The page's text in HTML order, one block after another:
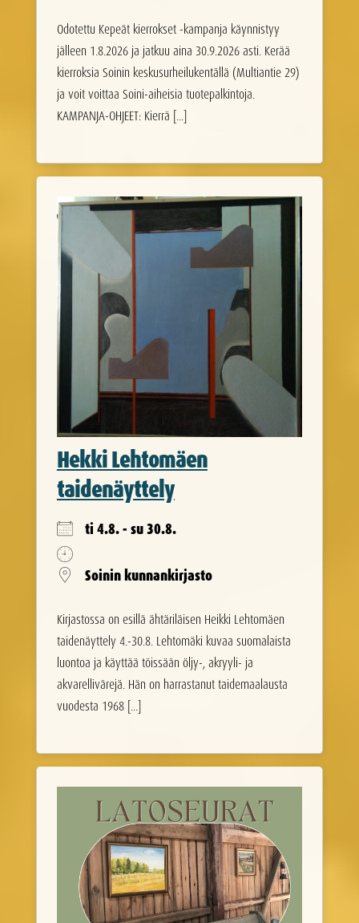
Odotettu Kepeät kierrokset -kampanja käynnistyy
jälleen 1.8.2026 ja jatkuu aina 30.9.2026 asti. Kerää
kierroksia Soinin keskusurheilukentällä (Multiantie 29)
ja voit voittaa Soini-aiheisia tuotepalkintoja.
KAMPANJA-OHJEET: Kierrä [...]
Hekki Lehtomäen
taidenäyttely
ti 4.8. - su 30.8.
Soinin kunnankirjasto
Kirjastossa on esillä ähtäriläisen Heikki Lehtomäen
taidenäyttely 4.-30.8. Lehtomäki kuvaa suomalaista
luontoa ja käyttää töissään öljy-, akryyli- ja
akvarellivärejä. Hän on harrastanut taidemaalausta
vuodesta 1968 [...]